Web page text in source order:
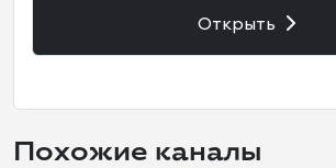
Открыть
Похожие каналы